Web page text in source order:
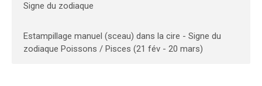
Signe du zodiaque
Estampillage manuel (sceau) dans la cire - Signe du
zodiaque Poissons / Pisces (21 fév - 20 mars)